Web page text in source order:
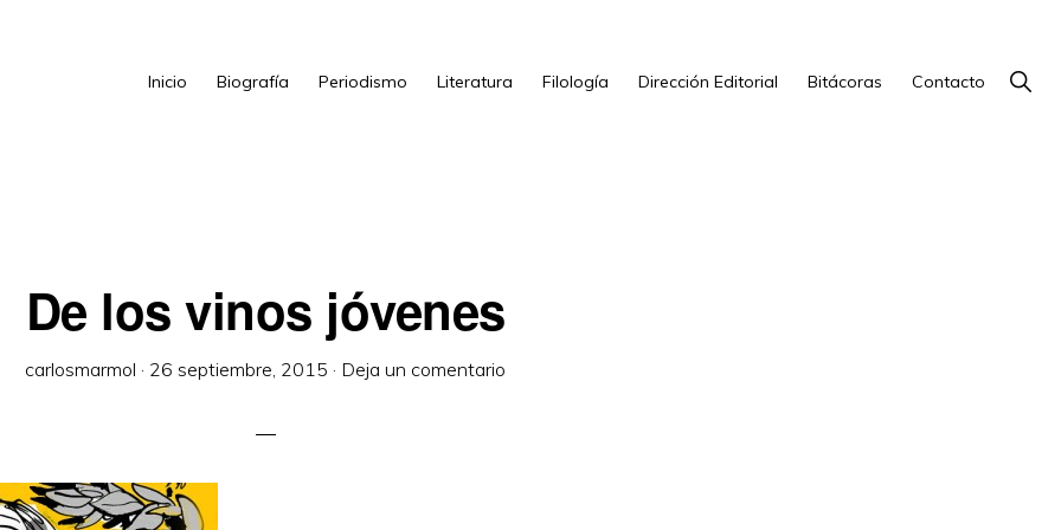
Inicio Biografía Periodismo Literatura Filología Dirección Editorial Bitácoras Contacto Show
De los vinos jóvenes
carlosmarmol · 26 septiembre, 2015 · Deja un comentario